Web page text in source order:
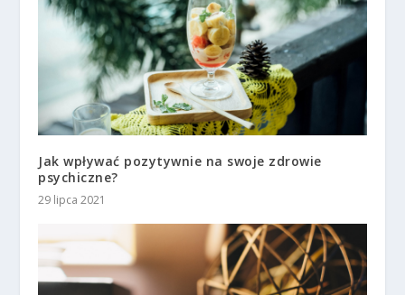
Jak wpływać pozytywnie na swoje zdrowie
psychiczne?
29 lipca 2021